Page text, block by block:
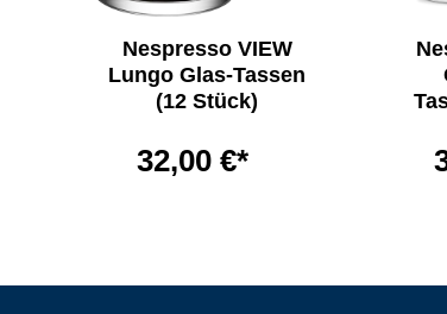
Nespresso VIEW
Lungo Glas-Tassen
(12 Stück)
32,00 €*